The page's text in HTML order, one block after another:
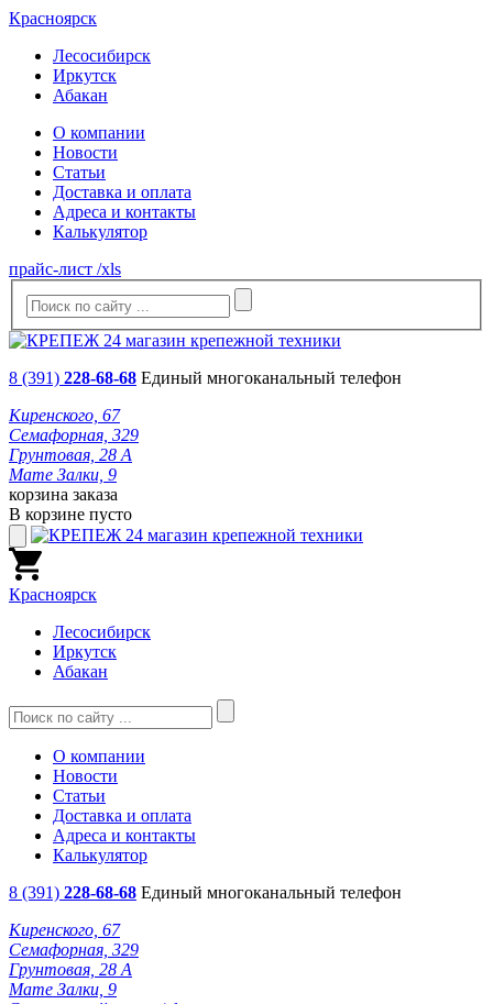
Красноярск
Лесосибирск
Иркутск
Абакан
О компании
Новости
Статьи
Доставка и оплата
Адреса и контакты
Калькулятор
прайс-лист /xls
8 (391) 228-68-68 Единый многоканальный телефон
Киренского, 67
Семафорная, 329
Грунтовая, 28 А
Мате Залки, 9
корзина заказа
В корзине пусто
Красноярск
Лесосибирск
Иркутск
Абакан
О компании
Новости
Статьи
Доставка и оплата
Адреса и контакты
Калькулятор
8 (391) 228-68-68 Единый многоканальный телефон
Киренского, 67
Семафорная, 329
Грунтовая, 28 А
Мате Залки, 9